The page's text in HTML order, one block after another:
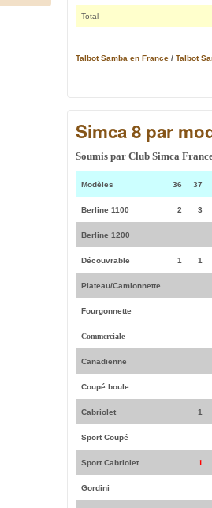
Total
Talbot Samba en France /Talbot
Simca 8 par
Soumis parClub Simca
Modèles 36 37
Berline 1100 2 3
Berline 1200
Découvrable 1 1
Plateau/Camionnette
Fourgonnette
Commerciale
Canadienne
Coupé boule
Cabriolet 1
Sport Coupé
Sport Cabriolet 1
Gordini